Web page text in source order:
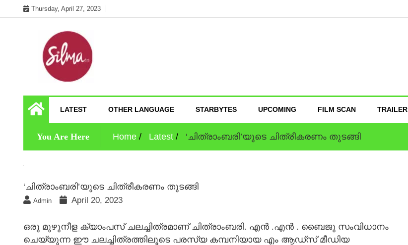
to
Thursday, April 27, 2023
Silma.in
LATEST OTHER LANGUAGE STARBYTES UPCOMING FILM SCAN TRAILER
You Are Here Home Latest ‘ചിത്രാംബരി’യുടെ ചിത്രീകരണം തുടങ്ങി
‘ചിത്രാംബരി’യുടെ ചിത്രീകരണം തുടങ്ങി
Admin April 20, 2023
ഒരു മുഴുനീള ക്യാംപസ് ചലച്ചിത്രമാണ് ചിത്രാംബരി. എൻ .എൻ . ബൈജു സംവിധാനം
ചെയ്യുന്ന ഈ ചലച്ചിത്രത്തിലൂടെ പരസ്യ കമ്പനിയായ എം ആഡ്സ് മീഡിയ